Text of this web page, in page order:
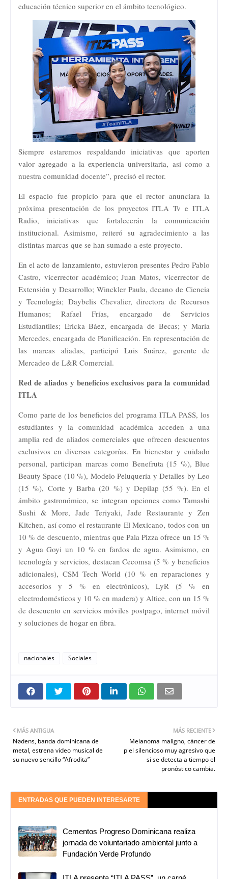
educación técnico superior en el ámbito tecnológico.
Siempre estaremos respaldando iniciativas que aporten
valor agregado a la experiencia universitaria, así como a
nuestra comunidad docente”, precisó el rector.
El espacio fue propicio para que el rector anunciara la
próxima presentación de los proyectos ITLA Tv e ITLA
Radio, iniciativas que fortalecerán la comunicación
institucional. Asimismo, reiteró su agradecimiento a las
distintas marcas que se han sumado a este proyecto.
En el acto de lanzamiento, estuvieron presentes Pedro Pablo
Castro, vicerrector académico; Juan Matos, vicerrector de
Extensión y Desarrollo; Winckler Paula, decano de Ciencia
y Tecnología; Daybelis Chevalier, directora de Recursos
Humanos; Rafael Frías, encargado de Servicios
Estudiantiles; Ericka Báez, encargada de Becas; y María
Mercedes, encargada de Planificación. En representación de
las marcas aliadas, participó Luis Suárez, gerente de
Mercadeo de L&R Comercial.
Red de aliados y beneficios exclusivos para la comunidad
ITLA
Como parte de los beneficios del programa ITLA PASS, los
estudiantes y la comunidad académica acceden a una
amplia red de aliados comerciales que ofrecen descuentos
exclusivos en diversas categorías. En bienestar y cuidado
personal, participan marcas como Benefruta (15 %), Blue
Beauty Space (10 %), Modelo Peluquería y Detalles by Leo
(15 %), Corte y Barba (20 %) y Depilap (55 %). En el
ámbito gastronómico, se integran opciones como Tamashi
Sushi & More, Jade Teriyaki, Jade Restaurante y Zen
Kitchen, así como el restaurante El Mexicano, todos con un
10 % de descuento, mientras que Pala Pizza ofrece un 15 %
y Agua Goyi un 10 % en fardos de agua. Asimismo, en
tecnología y servicios, destacan Cecomsa (5 % y beneficios
adicionales), CSM Tech World (10 % en reparaciones y
accesorios y 5 % en electrónicos), LyR (5 % en
electrodomésticos y 10 % en madera) y Altice, con un 15 %
de descuento en servicios móviles postpago, internet móvil
y soluciones de hogar en fibra.
nacionales Sociales
MÁS RECIENTE
Melanoma maligno, cáncer de
piel silencioso muy agresivo que
si se detecta a tiempo el
pronóstico cambia.
MÁS ANTIGUA
Nødens, banda dominicana de
metal, estrena video musical de
su nuevo sencillo “Afrodita”
ENTRADAS QUE PUEDEN INTERESARTE
Cementos Progreso Dominicana realiza
jornada de voluntariado ambiental junto a
Fundación Verde Profundo